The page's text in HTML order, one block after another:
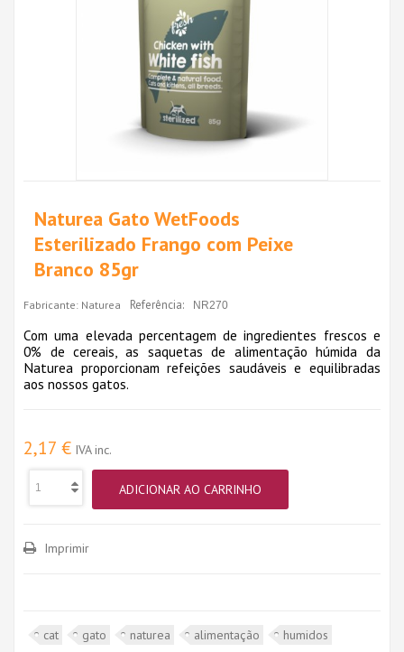
Naturea Gato WetFoods
Esterilizado Frango com Peixe
Branco 85gr
Fabricante: Naturea Referência: NR270
Com uma elevada percentagem de ingredientes frescos e
0% de cereais, as saquetas de alimentação húmida da
Naturea proporcionam refeições saudáveis e equilibradas
aos nossos gatos.
2,17 € IVA inc.
ADICIONAR AO CARRINHO
Imprimir
cat gato naturea alimentação
humidos